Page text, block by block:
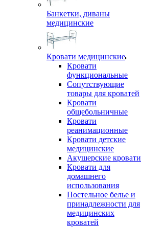
Банкетки, диваны
медицинские
Кровати медицинские
Кровати
функциональные
Сопутствующие
товары для кроватей
Кровати
общебольничные
Кровати
реанимационные
Кровати детские
медицинские
Акушерские кровати
Кровати для
домашнего
использования
Постельное белье и
принадлежности для
медицинских
кроватей